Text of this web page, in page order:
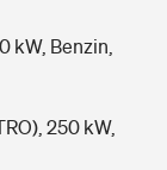
kW, Benzin,
250 kW,